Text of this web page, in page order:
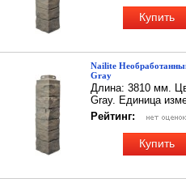
Купить
Nailite
Gray
Длина: 3810 мм.
Gray. Единица
Рейтинг:
Купить